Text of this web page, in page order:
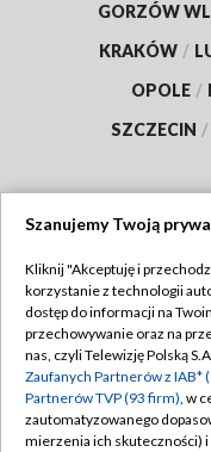
GORZÓW
KRAKÓW /
OPOLE /
SZCZECIN /
Abonament TVP
Emisja w TVP
Centrum informacji
Szanujemy Twoją
Kliknij "Akceptuję i
korzystanie z technologii
dostęp do informacji na
przechowywanie oraz na
nas, czyli Telewizję Polską
Zaufanych Partnerów z IAB*
Partnerów TVP (93 firm), w
zautomatyzowanego
mierzenia ich skuteczności)